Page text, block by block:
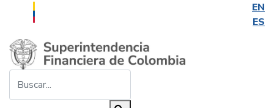
EN
ES
Saltar al contenido principal